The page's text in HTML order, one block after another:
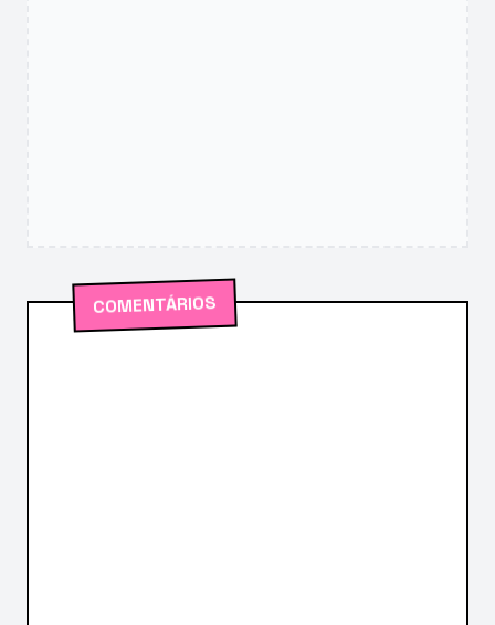
COMENTÁRIOS